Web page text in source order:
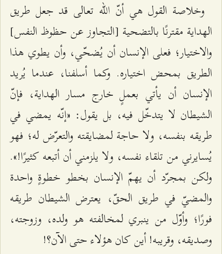
وخلاصة القول هي أنّ الله تعالى قد جعل طريق
الهداية مقترنًا بالتضحية [التجاوز عن حظوظ النفس]
والاختيار؛ فعلى الإنسان أن يُضحّي، وأن يطوي هذا
الطريق بمحض اختياره. وكما أسلفنا، عندما يُريد
الإنسان أن يأتي بعملٍ خارج مسار الهداية، فإنّ
الشيطان لا يتدخّل فيه، بل يقول: «إنّه يمضي في
طريقه بنفسه، ولا حاجة لمضايقته والتعرّض له؛ فهو
يُسايرني من تلقاء نفسه، ولا يلزمني أن أتبعه كثيرًا!».
ولكن بمجرّد أن يهمّ الإنسان بخطو خطوةٍ واحدة
والمضيّ في طريق الحقّ، يعترض الشيطان طريقه
فورًا؛ وأوّل من ينبري لمخالفته هو ولده، وزوجته،
وصديقه، وقريبه! أين كان هؤلاء حتى الآن؟!